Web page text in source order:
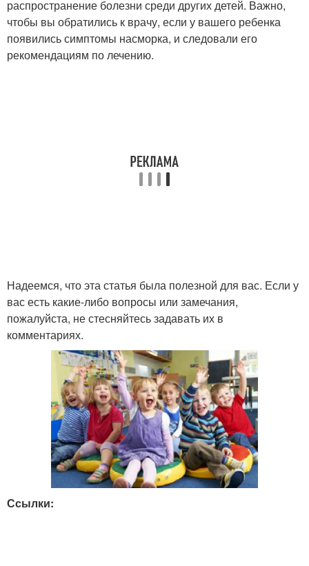
распространение болезни среди других детей. Важно,
чтобы вы обратились к врачу, если у вашего ребенка
появились симптомы насморка, и следовали его
рекомендациям по лечению.
Надеемся, что эта статья была полезной для вас. Если у
вас есть какие-либо вопросы или замечания,
пожалуйста, не стесняйтесь задавать их в
комментариях.
Ссылки: